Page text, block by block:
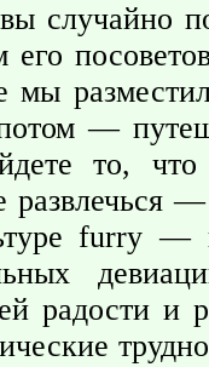
случайно
его
мы
—
то,
развлечься
furry —
радости и